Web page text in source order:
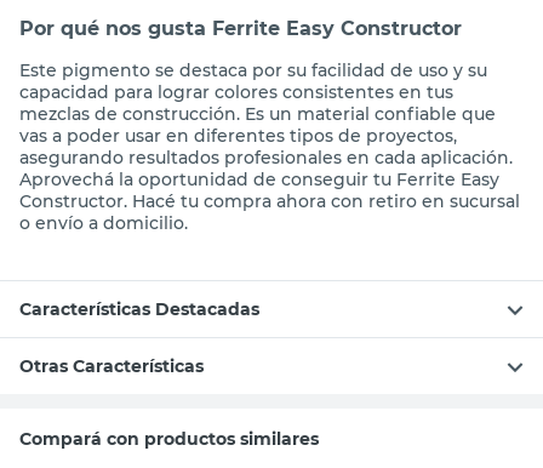
Por qué nos gusta Ferrite Easy Constructor
Este pigmento se destaca por su facilidad de uso y su
capacidad para lograr colores consistentes en tus
mezclas de construcción. Es un material confiable que
vas a poder usar en diferentes tipos de proyectos,
asegurando resultados profesionales en cada aplicación.
Aprovechá la oportunidad de conseguir tu Ferrite Easy
Constructor. Hacé tu compra ahora con retiro en sucursal
o envío a domicilio.
Características Destacadas
Otras Características
Compará con productos similares